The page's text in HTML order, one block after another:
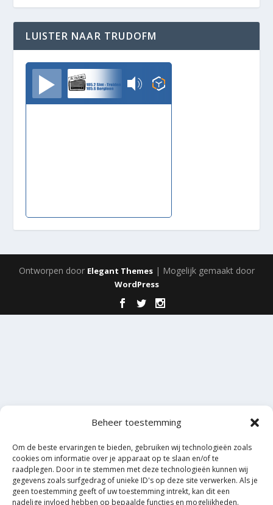
Beheer toestemming
Om de beste ervaringen te bieden, gebruiken wij technologieën zoals
cookies om informatie over je apparaat op te slaan en/of te
raadplegen. Door in te stemmen met deze technologieën kunnen wij
gegevens zoals surfgedrag of unieke ID's op deze site verwerken. Als je
geen toestemming geeft of uw toestemming intrekt, kan dit een
nadelige invloed hebben op bepaalde functies en mogelijkheden.
LUISTER NAAR TRUDOFM
TrudoFM
Ontworpen door Elegant Themes| Mogelijk gemaakt door
WordPress